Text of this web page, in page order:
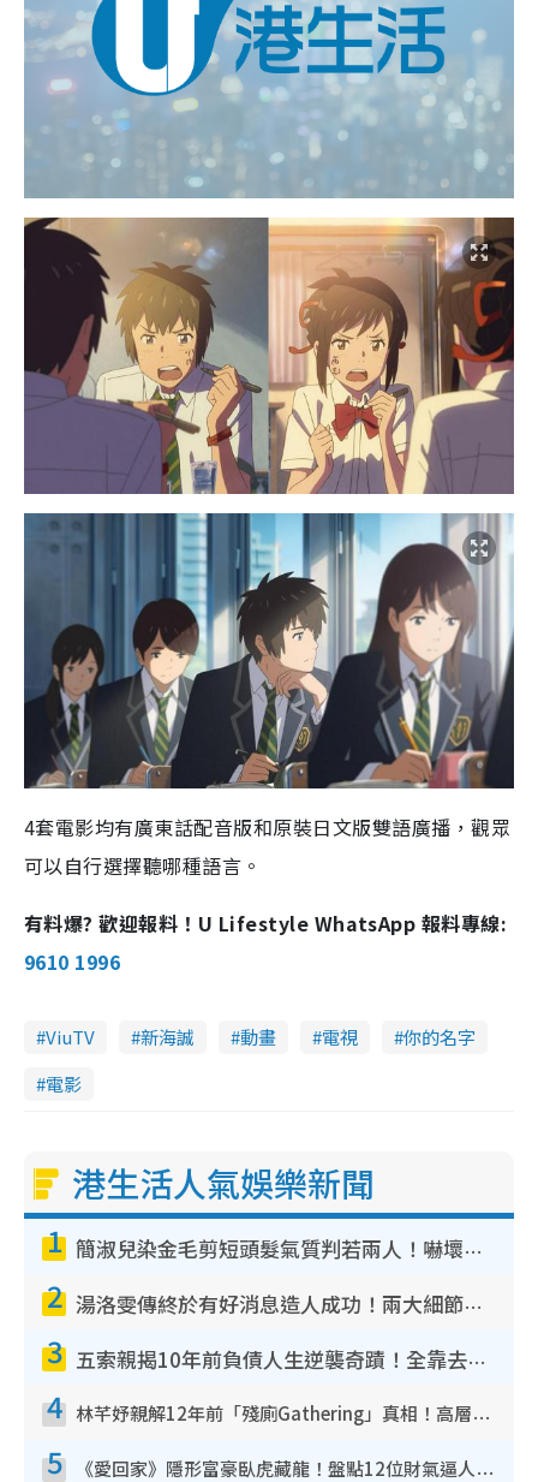
4套電影均有廣東話配音版和原裝日文版雙語廣播，觀眾
可以自行選擇聽哪種語言。
有料爆? 歡迎報料！U Lifestyle WhatsApp 報料專線:
9610 1996
ViuTV 新海誠 動畫 電視
你的名字
電影
港生活人氣娛樂新聞
1 簡淑兒染金毛剪短頭髮氣質判若兩人！嚇壞老公麥大力都認唔出：「你做咩事？」
2 湯洛雯傳終於有好消息造人成功！兩大細節曝孕味極濃惹猜測：大肚婆先會咁！
3 五索親揭10年前負債人生逆襲奇蹟！全靠去一地方轉運後即遇上馬先生
4 林芊妤親解12年前「殘廁Gathering」真相！高層解約一句話重創尊嚴至今拒返TVB
5 《愛回家》隱形富豪臥虎藏龍！盤點12位財氣逼人的有錢藝人：呢位靚女3億身家唔憂做